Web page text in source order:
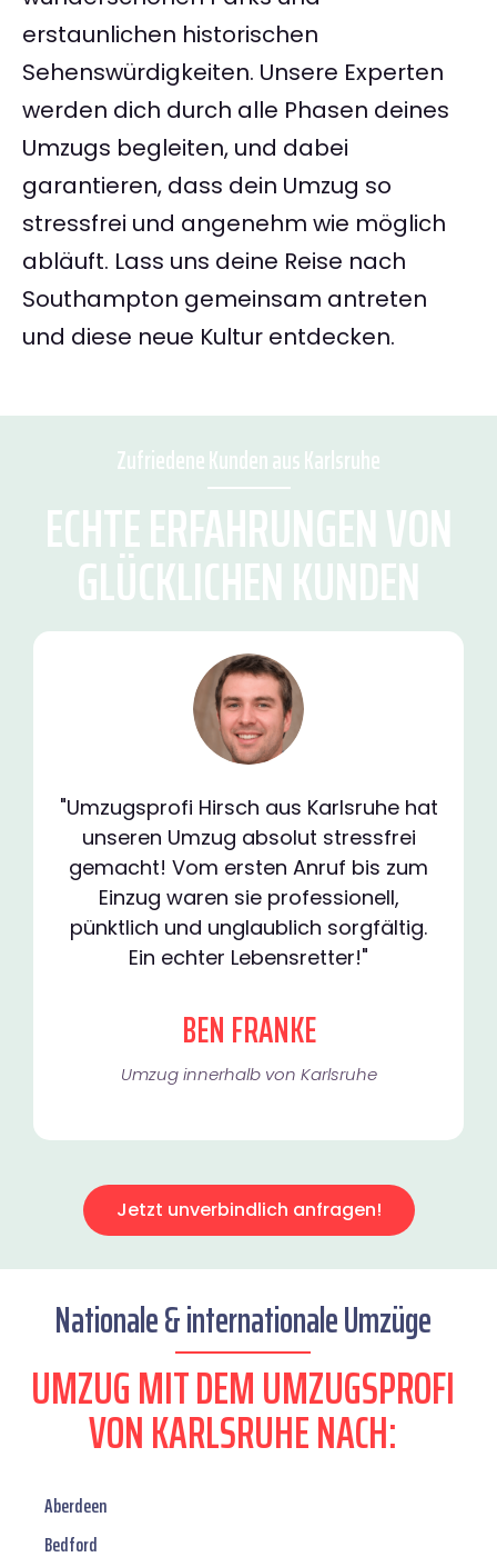
erstaunlichen historischen
Sehenswürdigkeiten. Unsere Experten
werden dich durch alle Phasen deines
Umzugs begleiten, und dabei
garantieren, dass dein Umzug so
stressfrei und angenehm wie möglich
abläuft. Lass uns deine Reise nach
Southampton gemeinsam antreten
und diese neue Kultur entdecken.
Zufriedene Kunden aus Karlsruhe
ECHTE ERFAHRUNGEN VON
GLÜCKLICHEN KUNDEN
"Umzugsprofi Hirsch aus Karlsruhe hat
unseren Umzug absolut stressfrei
gemacht! Vom ersten Anruf bis zum
Einzug waren sie professionell,
pünktlich und unglaublich sorgfältig.
Ein echter Lebensretter!"
BEN FRANKE
Umzug innerhalb von Karlsruhe​
Jetzt unverbindlich anfragen!
Nationale & internationale Umzüge
UMZUG MIT DEM UMZUGSPROFI
VON KARLSRUHE NACH:
Aberdeen
Bedford